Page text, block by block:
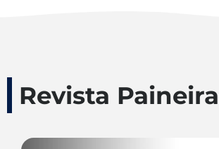
Revista